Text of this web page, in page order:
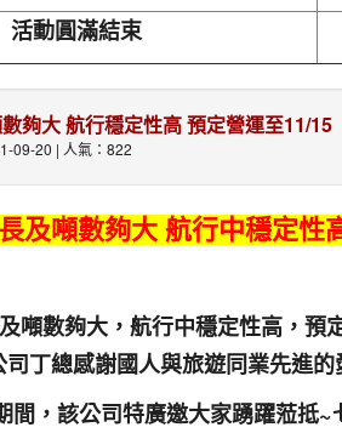
活動圓滿結束
夠大 航行穩定性高 預定營運至11/15
09-20 | 人氣：822
及噸數夠大 航行中穩定性
噸數夠大，航行中穩定性高，預
司丁總感謝國人與旅遊同業先進
間，該公司特廣邀大家踴躍蒞抵